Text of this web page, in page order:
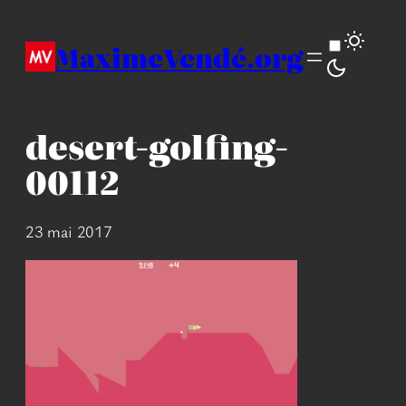
contenuMaximeVendé.org
desert-golfing-
00112
23 mai 2017